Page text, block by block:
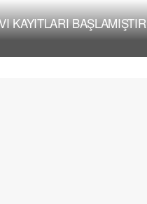
KAYITLARI BAŞLAMIŞTIR